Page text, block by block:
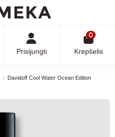
Prisijungti
0
Krepšelis
Davidoff Cool Water Ocean Edition